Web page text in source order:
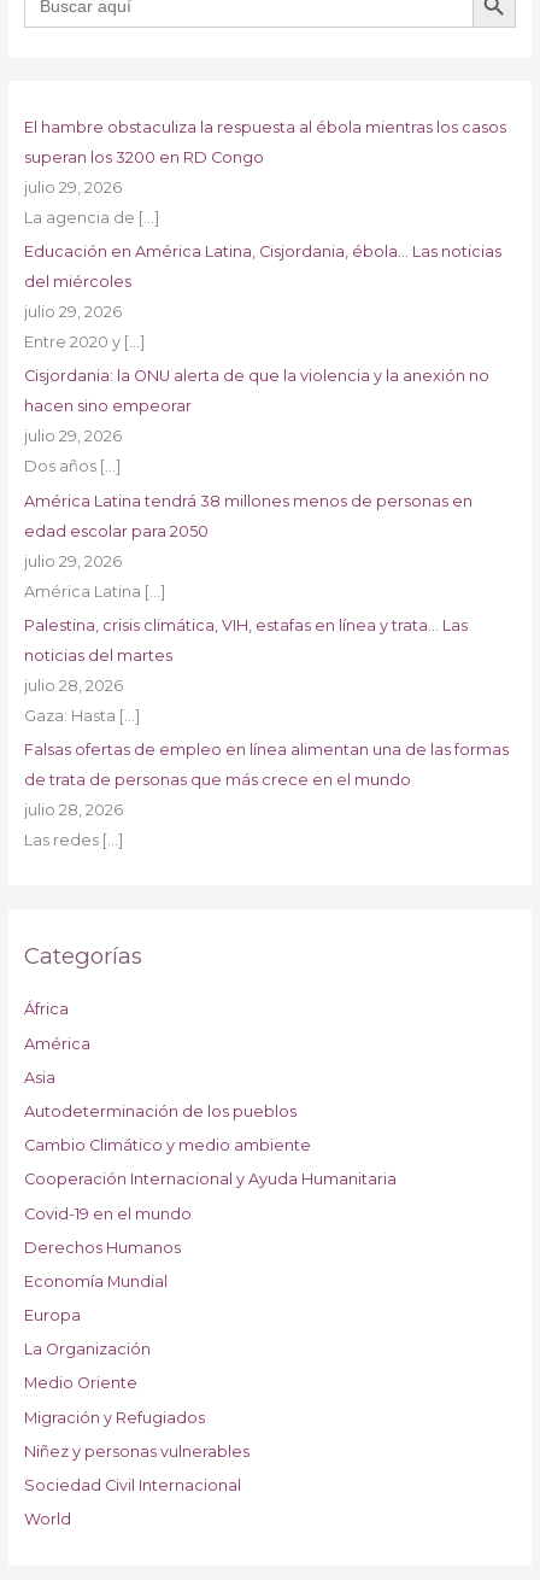
El hambre obstaculiza la respuesta al ébola mientras los casos
superan los 3200 en RD Congo
julio 29, 2026
La agencia de […]
Educación en América Latina, Cisjordania, ébola… Las noticias
del miércoles
julio 29, 2026
Entre 2020 y […]
Cisjordania: la ONU alerta de que la violencia y la anexión no
hacen sino empeorar
julio 29, 2026
Dos años […]
América Latina tendrá 38 millones menos de personas en
edad escolar para 2050
julio 29, 2026
América Latina […]
Palestina, crisis climática, VIH, estafas en línea y trata… Las
noticias del martes
julio 28, 2026
Gaza: Hasta […]
Falsas ofertas de empleo en línea alimentan una de las formas
de trata de personas que más crece en el mundo
julio 28, 2026
Las redes […]
Categorías
África
América
Asia
Autodeterminación de los pueblos
Cambio Climático y medio ambiente
Cooperación Internacional y Ayuda Humanitaria
Covid-19 en el mundo
Derechos Humanos
Economía Mundial
Europa
La Organización
Medio Oriente
Migración y Refugiados
Niñez y personas vulnerables
Sociedad Civil Internacional
World